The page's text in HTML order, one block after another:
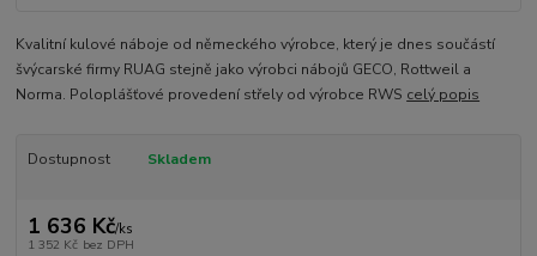
Kvalitní kulové náboje od německého výrobce, který je dnes součástí
švýcarské firmy RUAG stejně jako výrobci nábojů GECO, Rottweil a
Norma. Poloplášťové provedení střely od výrobce RWS celý popis
Dostupnost Skladem
1 636 Kč/ks
1 352 Kč bez DPH